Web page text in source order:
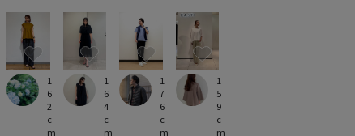
1
6
2
c
m
1
6
4
c
m
1
7
6
c
m
1
5
9
c
m